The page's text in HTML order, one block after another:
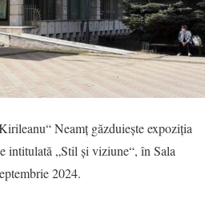
Neamț găzduiește expoziția
intitulată „Stil și viziune“, în Sala
2024.